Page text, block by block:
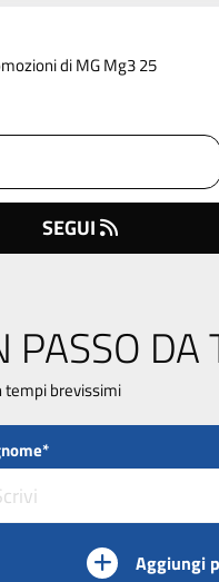
di MG Mg3 25
SEGUI
PASSO DA
tempi brevissimi
Aggiungi